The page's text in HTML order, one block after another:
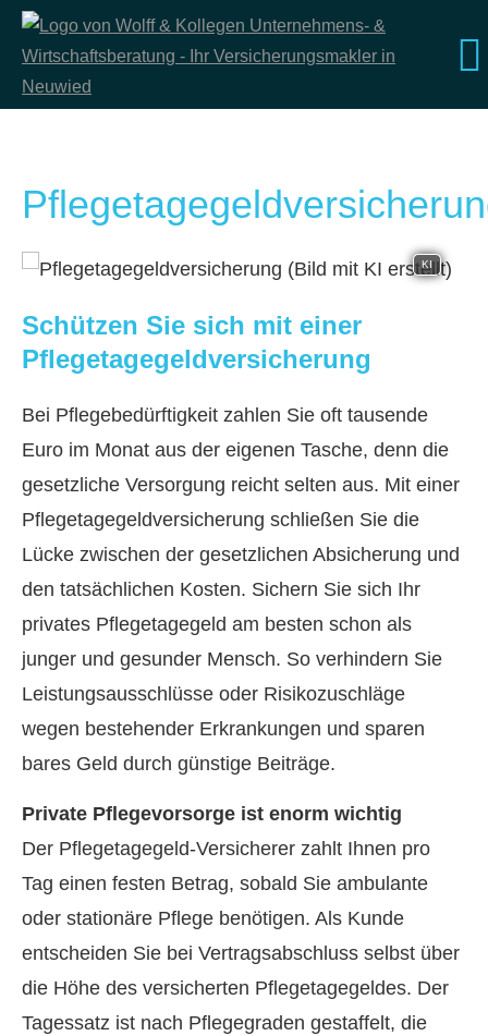
KI
Schützen Sie sich mit einer
Pflegetagegeldversicherung
Bei Pflegebedürftigkeit zahlen Sie oft tausende
Euro im Monat aus der eigenen Tasche, denn die
gesetzliche Versorgung reicht selten aus. Mit einer
Pflegetagegeldversicherung schließen Sie die
Lücke zwischen der gesetzlichen Absicherung und
den tatsächlichen Kosten. Sichern Sie sich Ihr
privates Pflegetagegeld am besten schon als
junger und gesunder Mensch. So verhindern Sie
Leistungsausschlüsse oder Risikozuschläge
wegen bestehender Erkrankungen und sparen
bares Geld durch günstige Beiträge.
Private Pflegevorsorge ist enorm wichtig
Der Pflegetagegeld-Versicherer zahlt Ihnen pro
Tag einen festen Betrag, sobald Sie ambulante
oder stationäre Pflege benötigen. Als Kunde
entscheiden Sie bei Vertragsabschluss selbst über
die Höhe des versicherten Pflegetagegeldes. Der
Tagessatz ist nach Pflegegraden gestaffelt, die